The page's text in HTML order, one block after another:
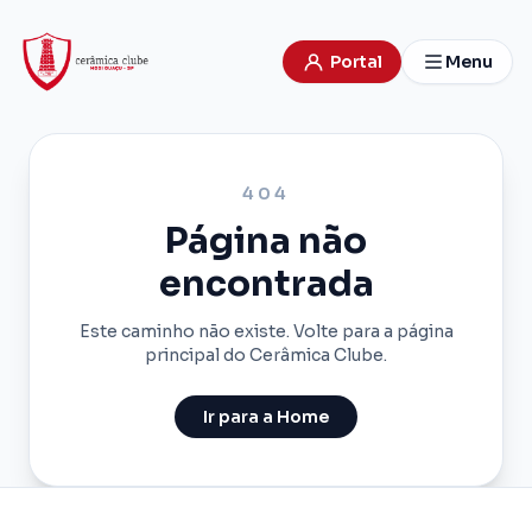
Portal Menu
404
Página não
encontrada
Este caminho não existe. Volte para a página
principal do Cerâmica Clube.
Ir para a Home